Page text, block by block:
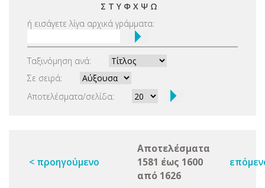
Σ Τ Υ Φ Χ Ψ Ω
ή εισάγετε λίγα αρχικά γράμματα:
Ταξινόμηση ανά:
Σε σειρά:
Αποτελέσματα/σελίδα:
< προηγούμενο
Αποτελέσματα
1581 έως 1600
από 1626